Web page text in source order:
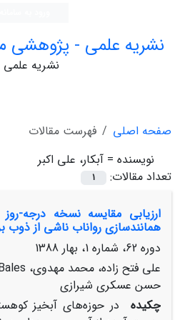
نشریه علمی - پژوهشی
نشریه
صفحه اصلی
فهرست مقالات
نویسنده = آبکار، علی اکبر
تعداد مقالات:
1
همانند‌سازی رواناب ناشی از ذوب
دوره 62، شماره 1، بهار 1388
حسن عسکری شیرازی
چکیده
در حوزه‌های آبخیز